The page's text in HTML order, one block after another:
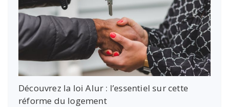
Découvrez la loi Alur : l’essentiel sur cette
réforme du logement